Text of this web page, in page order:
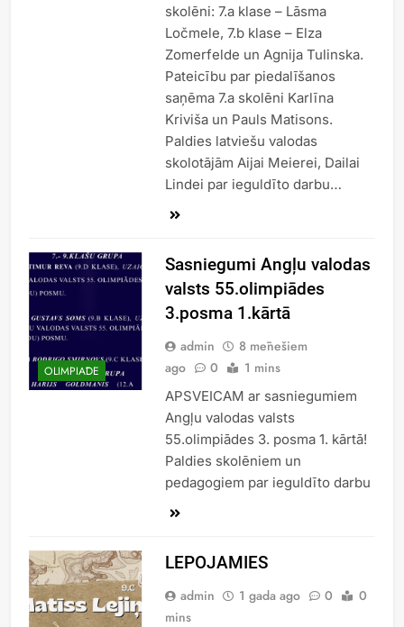
skolēni: 7.a klase – Lāsma
Ločmele, 7.b klase – Elza
Zomerfelde un Agnija Tulinska.
Pateicību par piedalīšanos
saņēma 7.a skolēni Karlīna
Kriviša un Pauls Matisons.
Paldies latviešu valodas
skolotājām Aijai Meierei, Dailai
Lindei par ieguldīto darbu…
OLIMPIĀDE
Sasniegumi Angļu valodas
valsts 55.olimpiādes
3.posma 1.kārtā
admin
8 mēnešiem
ago
0 1 mins
APSVEICAM ar sasniegumiem
Angļu valodas valsts
55.olimpiādes 3. posma 1. kārtā!
Paldies skolēniem un
pedagogiem par ieguldīto darbu
LEPOJAMIES
admin 1 gada ago 0
0
mins